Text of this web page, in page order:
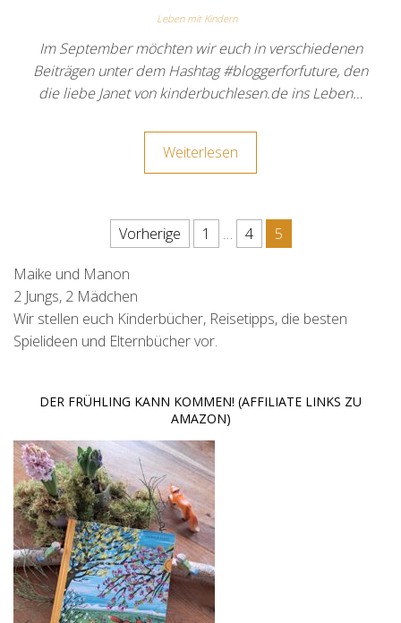
Leben mit Kindern
Im September möchten wir euch in verschiedenen
Beiträgen unter dem Hashtag #bloggerforfuture, den
die liebe Janet von kinderbuchlesen.de ins Leben…
Weiterlesen
Seitennummerierung der
Vorherige 1 … 4 5
Maike und Manon
2 Jungs, 2 Mädchen
Wir stellen euch Kinderbücher, Reisetipps, die besten
Spielideen und Elternbücher vor.
DER FRÜHLING KANN KOMMEN! (AFFILIATE LINKS ZU
AMAZON)